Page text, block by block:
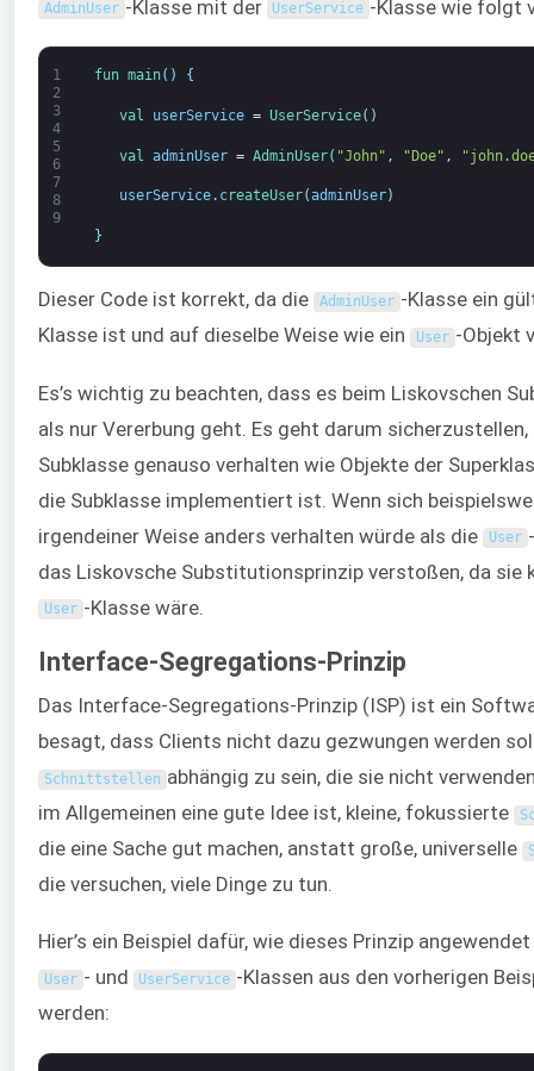
AdminUser -Klasse mit der UserService -Klasse wie folgt
1
2
3
4
5
6
7
8
9
fun main( ) {
val userService = UserService( )
val adminUser = AdminUser( "John" , "Doe" ,
userService. createUser(adminUser)
}
Dieser Code ist korrekt, da die AdminUser -Klasse ein
Klasse ist und auf dieselbe Weise wie ein
User -Objekt
Es’s wichtig zu beachten, dass es beim Liskovschen
als nur Vererbung geht. Es geht darum
Subklasse genauso verhalten wie Objekte der
die Subklasse implementiert ist. Wenn sich
irgendeiner Weise anders verhalten würde als die
User
das Liskovsche Substitutionsprinzip verstoßen, da sie
User -Klasse wäre.
Interface-Segregations-Prinzip
Das Interface-Segregations-Prinzip (ISP) ist ein
besagt, dass Clients nicht dazu gezwungen werden
Schnittstellen abhängig zu sein, die sie nicht
im Allgemeinen eine gute Idee ist, kleine, fokussierte
die eine Sache gut machen, anstatt große, universelle
die versuchen, viele Dinge zu tun.
Hier’s ein Beispiel dafür, wie dieses Prinzip
User - und UserService -Klassen aus den vorherigen
werden: